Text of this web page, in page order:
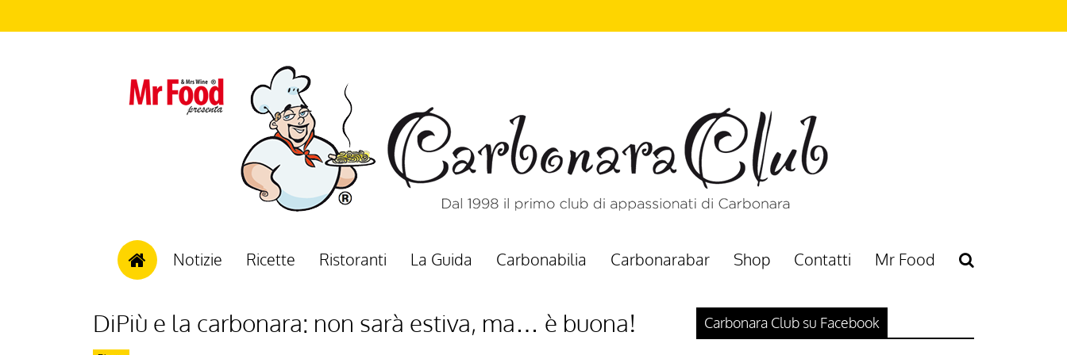
Notizie Ricette Ristoranti La Guida Carbonabilia Carbonarabar Shop Contatti Mr Food
DiPiù e la carbonara: non sarà estiva, ma… è buona! Carbonara Club su Facebook